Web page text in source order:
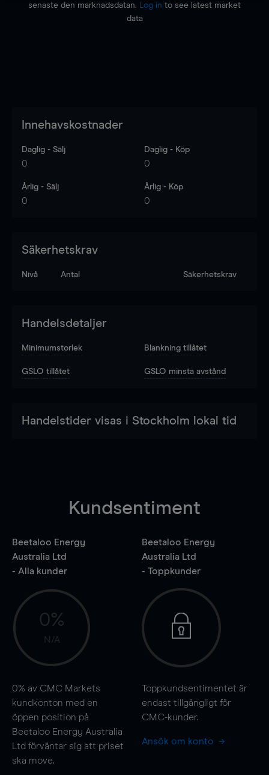
senaste den marknadsdatan.
Log in to see latest market
data
Innehavskostnader
Daglig - Sälj
0
Daglig - Köp
0
Årlig - Sälj
0
Årlig - Köp
0
Säkerhetskrav
Nivå Antal Säkerhetskrav
Handelsdetaljer
Minimumstorlek Blankning tillåtet
GSLO tillåtet GSLO minsta avstånd
Handelstider visas i Stockholm lokal tid
Kundsentiment
Beetaloo Energy
Australia Ltd
- Alla kunder
0%
N/A
0% av CMC Markets
kundkonton med en
öppen position på
Beetaloo Energy Australia
Ltd förväntar sig att priset
ska move.
Beetaloo Energy
Australia Ltd
- Toppkunder
Toppkundsentimentet är
endast tillgängligt för
CMC-kunder.
Ansök om konto